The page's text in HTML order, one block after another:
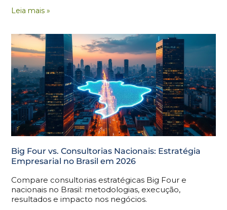
Leia mais »
Big Four vs. Consultorias Nacionais: Estratégia
Empresarial no Brasil em 2026
Compare consultorias estratégicas Big Four e
nacionais no Brasil: metodologias, execução,
resultados e impacto nos negócios.